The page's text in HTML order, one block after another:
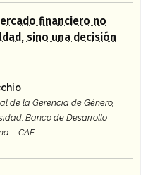
financiero no
sino una decisión
de la Gerencia de Género,
Banco de Desarrollo
– CAF